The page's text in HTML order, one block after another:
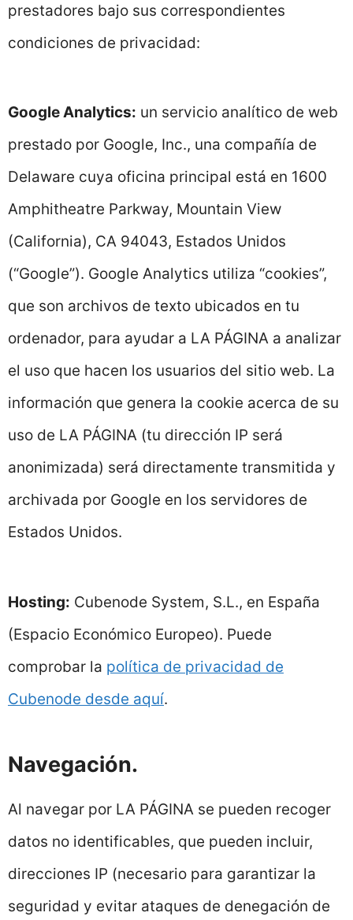
prestadores bajo sus correspondientes
condiciones de privacidad:
Google Analytics: un servicio analítico de web
prestado por Google, Inc., una compañía de
Delaware cuya oficina principal está en 1600
Amphitheatre Parkway, Mountain View
(California), CA 94043, Estados Unidos
(“Google”). Google Analytics utiliza “cookies”,
que son archivos de texto ubicados en tu
ordenador, para ayudar a LA PÁGINA a analizar
el uso que hacen los usuarios del sitio web. La
información que genera la cookie acerca de su
uso de LA PÁGINA (tu dirección IP será
anonimizada) será directamente transmitida y
archivada por Google en los servidores de
Estados Unidos.
Hosting: Cubenode System, S.L., en España
(Espacio Económico Europeo). Puede
comprobar la política de privacidad de
Cubenode desde aquí.
Navegación.
Al navegar por LA PÁGINA se pueden recoger
datos no identificables, que pueden incluir,
direcciones IP (necesario para garantizar la
seguridad y evitar ataques de denegación de